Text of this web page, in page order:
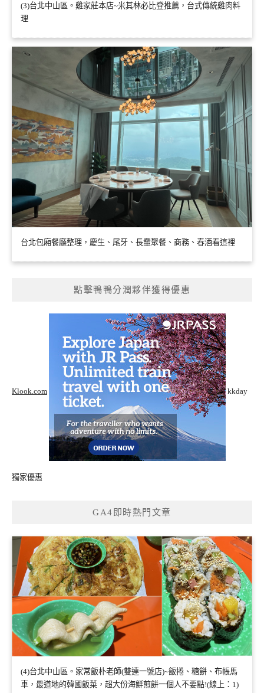
(3)台北中山區。雞家莊本店~米其林必比登推薦，台式傳統雞肉料
理
台北包廂餐廳整理，慶生、尾牙、長輩聚餐、商務、春酒看這裡
點擊鴨鴨分潤夥伴獲得優惠
Klook.com kkday
獨家優惠
GA4即時熱門文章
(4)台北中山區。家常飯朴老師(雙連一號店)~飯捲、糖餅、布帳馬
車，最道地的韓國飯菜，超大份海鮮煎餅一個人不要點!(線上：1)